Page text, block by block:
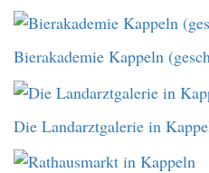
Bierakademie Kappeln
Die Landarztgalerie in